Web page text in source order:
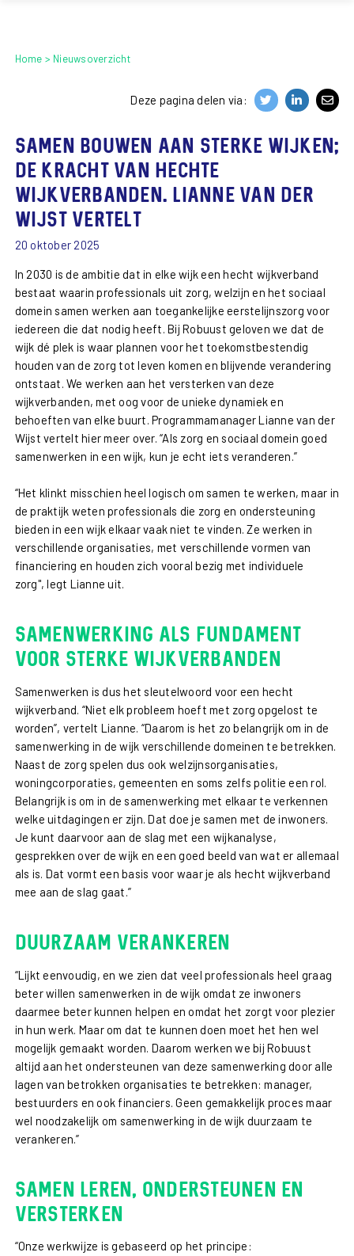
Home Nieuwsoverzicht
Deze pagina delen via:
Samen bouwen aan sterke wijken;
de kracht van hechte
wijkverbanden. Lianne van der
Wijst vertelt
20 oktober 2025
In 2030 is de ambitie dat in elke wijk een hecht wijkverband
bestaat waarin professionals uit zorg, welzijn en het sociaal
domein samen werken aan toegankelijke eerstelijnszorg voor
iedereen die dat nodig heeft. Bij Robuust geloven we dat de
wijk dé plek is waar plannen voor het toekomstbestendig
houden van de zorg tot leven komen en blijvende verandering
ontstaat. We werken aan het versterken van deze
wijkverbanden, met oog voor de unieke dynamiek en
behoeften van elke buurt. Programmamanager Lianne van der
Wijst vertelt hier meer over. “Als zorg en sociaal domein goed
samenwerken in een wijk, kun je echt iets veranderen.”
“Het klinkt misschien heel logisch om samen te werken, maar in
de praktijk weten professionals die zorg en ondersteuning
bieden in een wijk elkaar vaak niet te vinden. Ze werken in
verschillende organisaties, met verschillende vormen van
financiering en houden zich vooral bezig met individuele
zorg", legt Lianne uit.
Samenwerking als fundament
voor sterke wijkverbanden
Samenwerken is dus het sleutelwoord voor een hecht
wijkverband. “Niet elk probleem hoeft met zorg opgelost te
worden”, vertelt Lianne. “Daarom is het zo belangrijk om in de
samenwerking in de wijk verschillende domeinen te betrekken.
Naast de zorg spelen dus ook welzijnsorganisaties,
woningcorporaties, gemeenten en soms zelfs politie een rol.
Belangrijk is om in de samenwerking met elkaar te verkennen
welke uitdagingen er zijn. Dat doe je samen met de inwoners.
Je kunt daarvoor aan de slag met een wijkanalyse,
gesprekken over de wijk en een goed beeld van wat er allemaal
als is. Dat vormt een basis voor waar je als hecht wijkverband
mee aan de slag gaat.”
Duurzaam verankeren
“Lijkt eenvoudig, en we zien dat veel professionals heel graag
beter willen samenwerken in de wijk omdat ze inwoners
daarmee beter kunnen helpen en omdat het zorgt voor plezier
in hun werk. Maar om dat te kunnen doen moet het hen wel
mogelijk gemaakt worden. Daarom werken we bij Robuust
altijd aan het ondersteunen van deze samenwerking door alle
lagen van betrokken organisaties te betrekken: manager,
bestuurders en ook financiers. Geen gemakkelijk proces maar
wel noodzakelijk om samenwerking in de wijk duurzaam te
verankeren.”
Samen leren, ondersteunen en
versterken
“Onze werkwijze is gebaseerd op het principe: